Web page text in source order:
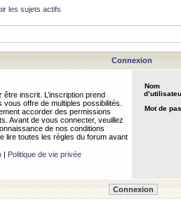
les sujets actifs
Connexion
inscrit. L’inscription prend
offre de multiples possibilités.
accorder des permissions
Avant de vous connecter, veuillez
de nos conditions
lire toutes les règles du forum avant
| Politique de vie privée
Nom
Mot de